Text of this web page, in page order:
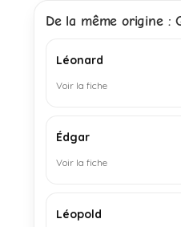
De la même origine :
Léonard
Voir la fiche
Édgar
Voir la fiche
Léopold